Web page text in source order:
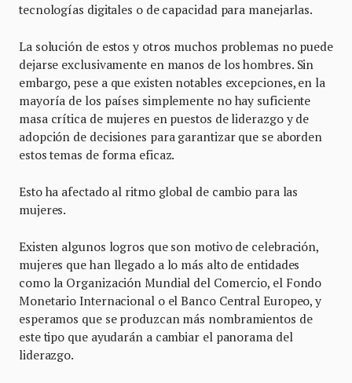
tecnologías digitales o de capacidad para manejarlas.
La solución de estos y otros muchos problemas no puede
dejarse exclusivamente en manos de los hombres. Sin
embargo, pese a que existen notables excepciones, en la
mayoría de los países simplemente no hay suficiente
masa crítica de mujeres en puestos de liderazgo y de
adopción de decisiones para garantizar que se aborden
estos temas de forma eficaz.
Esto ha afectado al ritmo global de cambio para las
mujeres.
Existen algunos logros que son motivo de celebración,
mujeres que han llegado a lo más alto de entidades
como la Organización Mundial del Comercio, el Fondo
Monetario Internacional o el Banco Central Europeo, y
esperamos que se produzcan más nombramientos de
este tipo que ayudarán a cambiar el panorama del
liderazgo.